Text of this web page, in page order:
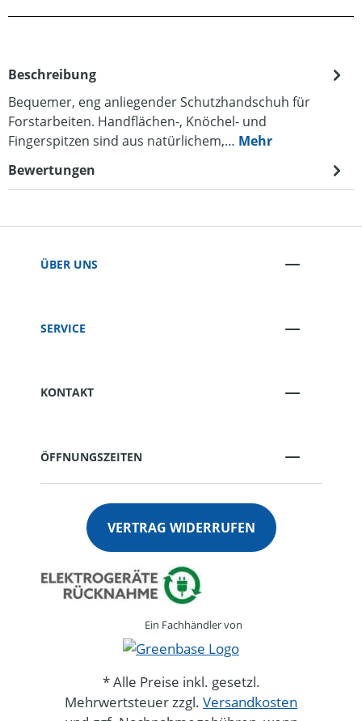
Beschreibung
Bequemer, eng anliegender Schutzhandschuh für
Forstarbeiten. Handflächen-, Knöchel- und
Fingerspitzen sind aus natürlichem,… Mehr
Bewertungen
ÜBER UNS
SERVICE
KONTAKT
ÖFFNUNGSZEITEN
VERTRAG WIDERRUFEN
Ein Fachhändler von
* Alle Preise inkl. gesetzl.
Mehrwertsteuer zzgl. Versandkosten